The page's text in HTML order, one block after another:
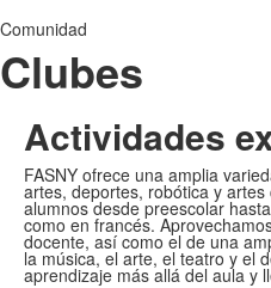
Comunidad
Clubes
Actividades
FASNY ofrece una amplia
artes, deportes, robótica y
alumnos desde preescolar
como en francés.
docente, así como el de una
la música, el arte, el teatro y el
aprendizaje más allá del aula y